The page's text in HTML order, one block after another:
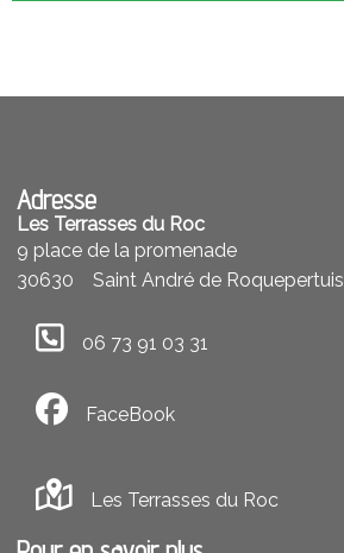
Adresse
Les Terrasses du Roc
9 place de la promenade
30630
Saint André de Roquepertuis
06 73 91 03 31
FaceBook
Les Terrasses du Roc